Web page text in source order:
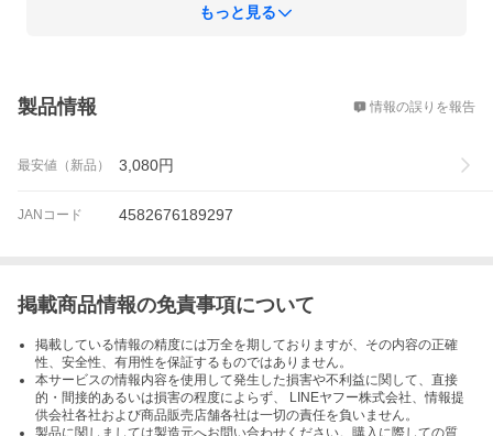
もっと見る
製品情報 情報の誤りを報告
最安値（新品） 3,080円
JANコード 4582676189297
掲載商品情報の免責事項について
掲載している情報の精度には万全を期しておりますが、その内容の正確
性、安全性、有用性を保証するものではありません。
本サービスの情報内容を使用して発生した損害や不利益に関して、直接
的・間接的あるいは損害の程度によらず、 LINEヤフー株式会社、情報提
供会社各社および商品販売店舗各社は一切の責任を負いません。
製品に関しましては製造元へお問い合わせください。購入に際しての質